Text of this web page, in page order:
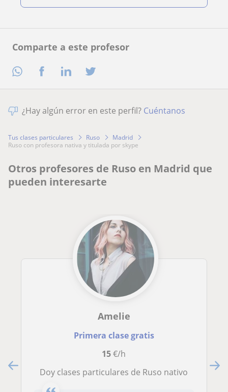
Comparte a este profesor
¿Hay algún error en este perfil? Cuéntanos
Tus clases particulares Ruso
Madrid
ruso con profesora nativa y titulada por skype
Otros profesores de Ruso en Madrid que
pueden interesarte
Amelie
Primera clase gratis
15€/h
Doy clases particulares de Ruso nativo